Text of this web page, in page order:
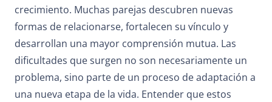
crecimiento. Muchas parejas descubren nuevas
formas de relacionarse, fortalecen su vínculo y
desarrollan una mayor comprensión mutua. Las
dificultades que surgen no son necesariamente un
problema, sino parte de un proceso de adaptación a
una nueva etapa de la vida. Entender que estos